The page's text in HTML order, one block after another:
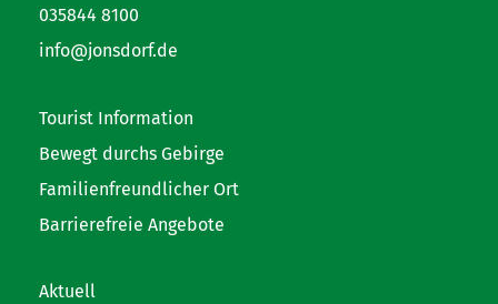
035844 8100
info@jonsdorf.de
Tourist Information
Bewegt durchs Gebirge
Familienfreundlicher Ort
Barrierefreie Angebote
Aktuell